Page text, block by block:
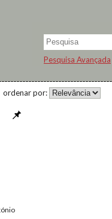
Pesquisa Avançada
ordenar por: